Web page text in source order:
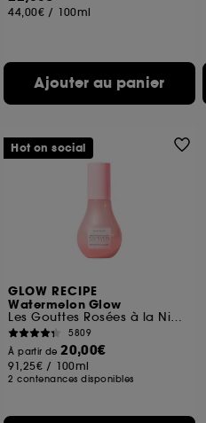
44,00€ / 100ml
Ajouter au panier
GLOW RECIPE
Watermelon Glow
Les Gouttes Rosées à la Niacinamide Jumbo
5809
À partir de20,00€
91,25€ / 100ml
2 contenances disponibles
Hot on social